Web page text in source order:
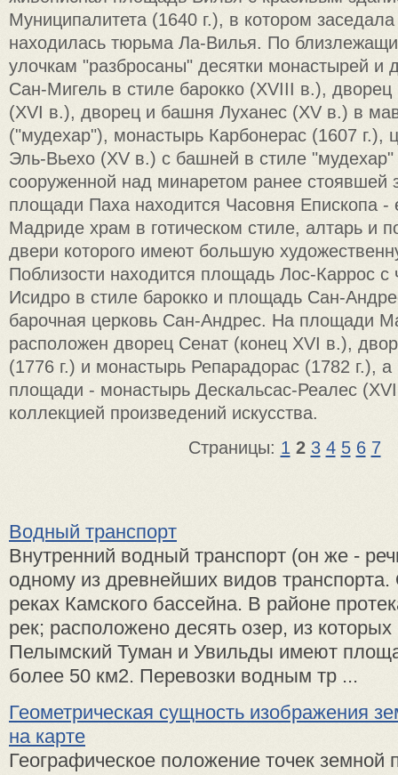
Муниципалитета (1640 г.), в котором
находилась тюрьма Ла-Вилья. По
улочкам "разбросаны" десятки монастырей и
Сан-Мигель в стиле барокко (XVIII в.),
(XVI в.), дворец и башня Луханес (XV в.) в
("мудехар"), монастырь Карбонерас (1607 г.),
Эль-Вьехо (XV в.) с башней в стиле "мудехар"
сооруженной над минаретом ранее стоявшей
площади Паха находится Часовня Епископа -
Мадриде храм в готическом стиле, алтарь и
двери которого имеют большую
Поблизости находится площадь Лос-Каррос с
Исидро в стиле барокко и площадь Сан-
барочная церковь Сан-Андрес. На площади
расположен дворец Сенат (конец XVI в.),
(1776 г.) и монастырь Репарадорас (1782 г.),
площади - монастырь Дескальсас-Реалес
коллекцией произведений искусства.
Страницы: 1 2 3 4 5 6 7
Водный транспорт
Внутренний водный транспорт (он же -
одному из древнейших видов транспорта.
реках Камского бассейна. В районе
рек; расположено десять озер, из
Пелымский Туман и Увильды имеют
более 50 км2. Перевозки водным тр ...
Геометрическая сущность изображения
на карте
Географическое положение точек земной